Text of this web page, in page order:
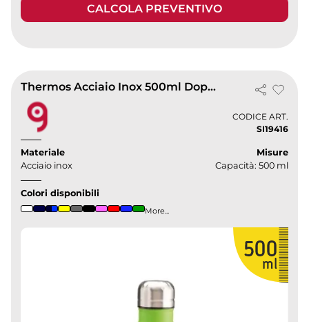
CALCOLA PREVENTIVO
Thermos Acciaio Inox 500ml Doppia Parete Isolante
CODICE ART.
SI19416
Materiale
Acciaio inox
Misure
Capacità: 500 ml
Colori disponibili
More...